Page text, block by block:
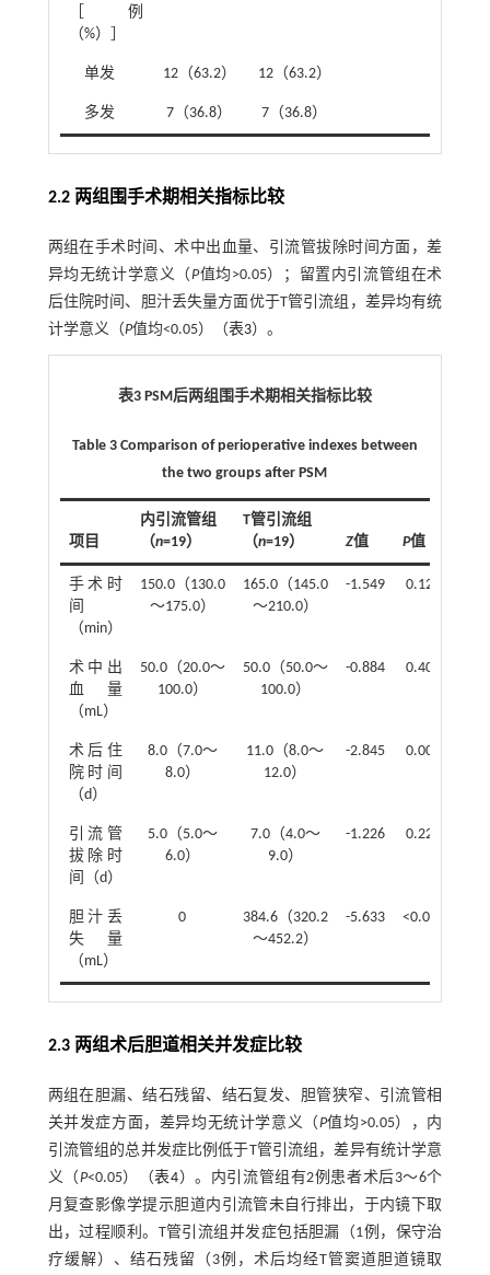
［例
（%）］
单发 12（63.2） 12（63.2）
多发 7（36.8） 7（36.8）
2.2 两组围手术期相关指标比较
两组在手术时间、术中出血量、引流管拔除时间方面，差
异均无统计学意义（P值均>0.05）；留置内引流管组在术
后住院时间、胆汁丢失量方面优于T管引流组，差异均有统
计学意义（P值均<0.05）（表3）。
表3 PSM后两组围手术期相关指标比较
Table 3 Comparison of perioperative indexes between
the two groups after PSM
项目
内引流管组
（n=19）
T管引流组
（n=19） Z值 P值
手术时
间
（min）
150.0（130.0
～175.0）
165.0（145.0
～210.0）
-1.549 0.121
术中出
血量
（mL）
50.0（20.0～
100.0）
50.0（50.0～
100.0）
-0.884 0.402
术后住
院时间
（d）
8.0（7.0～
8.0）
11.0（8.0～
12.0）
-2.845 0.005
引流管
拔除时
间（d）
5.0（5.0～
6.0）
7.0（4.0～
9.0）
-1.226 0.220
胆汁丢
失量
（mL）
0
384.6（320.2
～452.2）
-5.633 <0.001
2.3 两组术后胆道相关并发症比较
两组在胆漏、结石残留、结石复发、胆管狭窄、引流管相
关并发症方面，差异均无统计学意义（P值均>0.05），内
引流管组的总并发症比例低于T管引流组，差异有统计学意
义（P<0.05）（表4）。内引流管组有2例患者术后3～6个
月复查影像学提示胆道内引流管未自行排出，于内镜下取
出，过程顺利。T管引流组并发症包括胆漏（1例，保守治
疗缓解）、结石残留（3例，术后均经T管窦道胆道镜取